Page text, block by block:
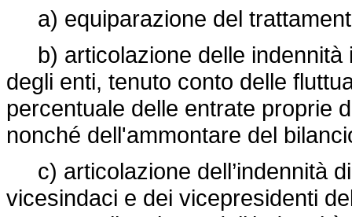
a) equiparazione del
b) articolazione delle indennità
degli enti, tenuto conto delle
percentuale delle entrate proprie
nonché dell'ammontare del
c) articolazione dell’indennità
vicesindaci e dei vicepresidenti